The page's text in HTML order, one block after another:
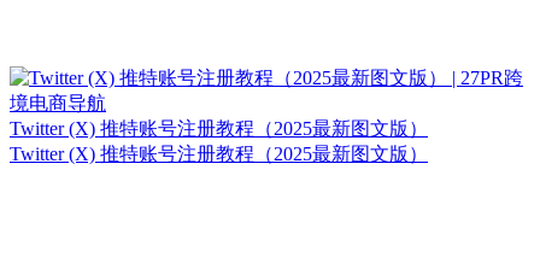
Twitter (X) 推特账号注册教程（2025最新图文版）
Twitter (X) 推特账号注册教程（2025最新图文版）